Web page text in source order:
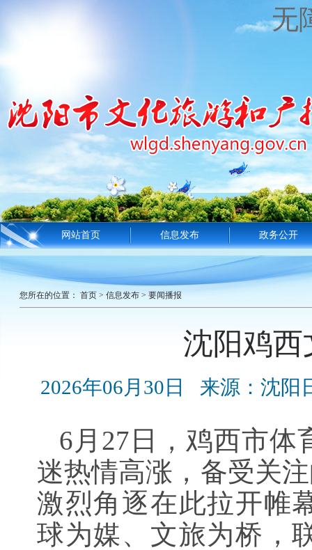
无
网站首页 信息发布 政务公开
您所在的位置： 首页 > 信息发布 > 要闻播报
沈阳鸡
2026年06月30日 来源：沈阳
6月27日，鸡西市体
迷热情高涨，备受关
激烈角逐在此拉开帷
球为媒、文旅为桥，